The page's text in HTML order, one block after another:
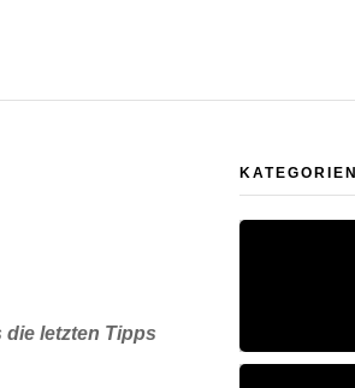
letzten Tipps
KATEGORIEN